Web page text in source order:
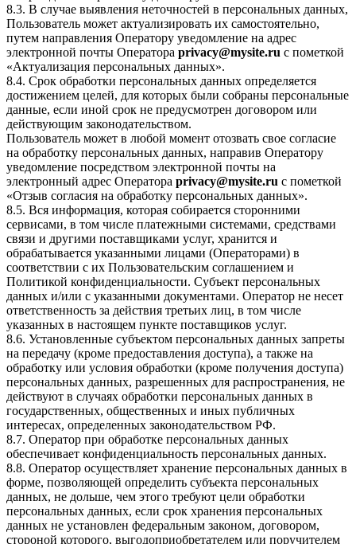
8.3. В случае выявления неточностей в персональных данных,
Пользователь может актуализировать их самостоятельно,
путем направления Оператору уведомление на адрес
электронной почты Оператора privacy@mysite.ru с пометкой
«Актуализация персональных данных».
8.4. Срок обработки персональных данных определяется
достижением целей, для которых были собраны персональные
данные, если иной срок не предусмотрен договором или
действующим законодательством.
Пользователь может в любой момент отозвать свое согласие
на обработку персональных данных, направив Оператору
уведомление посредством электронной почты на
электронный адрес Оператора privacy@mysite.ru с пометкой
«Отзыв согласия на обработку персональных данных».
8.5. Вся информация, которая собирается сторонними
сервисами, в том числе платежными системами, средствами
связи и другими поставщиками услуг, хранится и
обрабатывается указанными лицами (Операторами) в
соответствии с их Пользовательским соглашением и
Политикой конфиденциальности. Субъект персональных
данных и/или с указанными документами. Оператор не несет
ответственность за действия третьих лиц, в том числе
указанных в настоящем пункте поставщиков услуг.
8.6. Установленные субъектом персональных данных запреты
на передачу (кроме предоставления доступа), а также на
обработку или условия обработки (кроме получения доступа)
персональных данных, разрешенных для распространения, не
действуют в случаях обработки персональных данных в
государственных, общественных и иных публичных
интересах, определенных законодательством РФ.
8.7. Оператор при обработке персональных данных
обеспечивает конфиденциальность персональных данных.
8.8. Оператор осуществляет хранение персональных данных в
форме, позволяющей определить субъекта персональных
данных, не дольше, чем этого требуют цели обработки
персональных данных, если срок хранения персональных
данных не установлен федеральным законом, договором,
стороной которого, выгодоприобретателем или поручителем